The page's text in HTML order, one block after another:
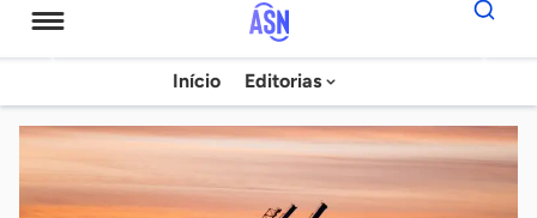
Agência
Sebrae
de
Notícias
Início Editorias
para
chave